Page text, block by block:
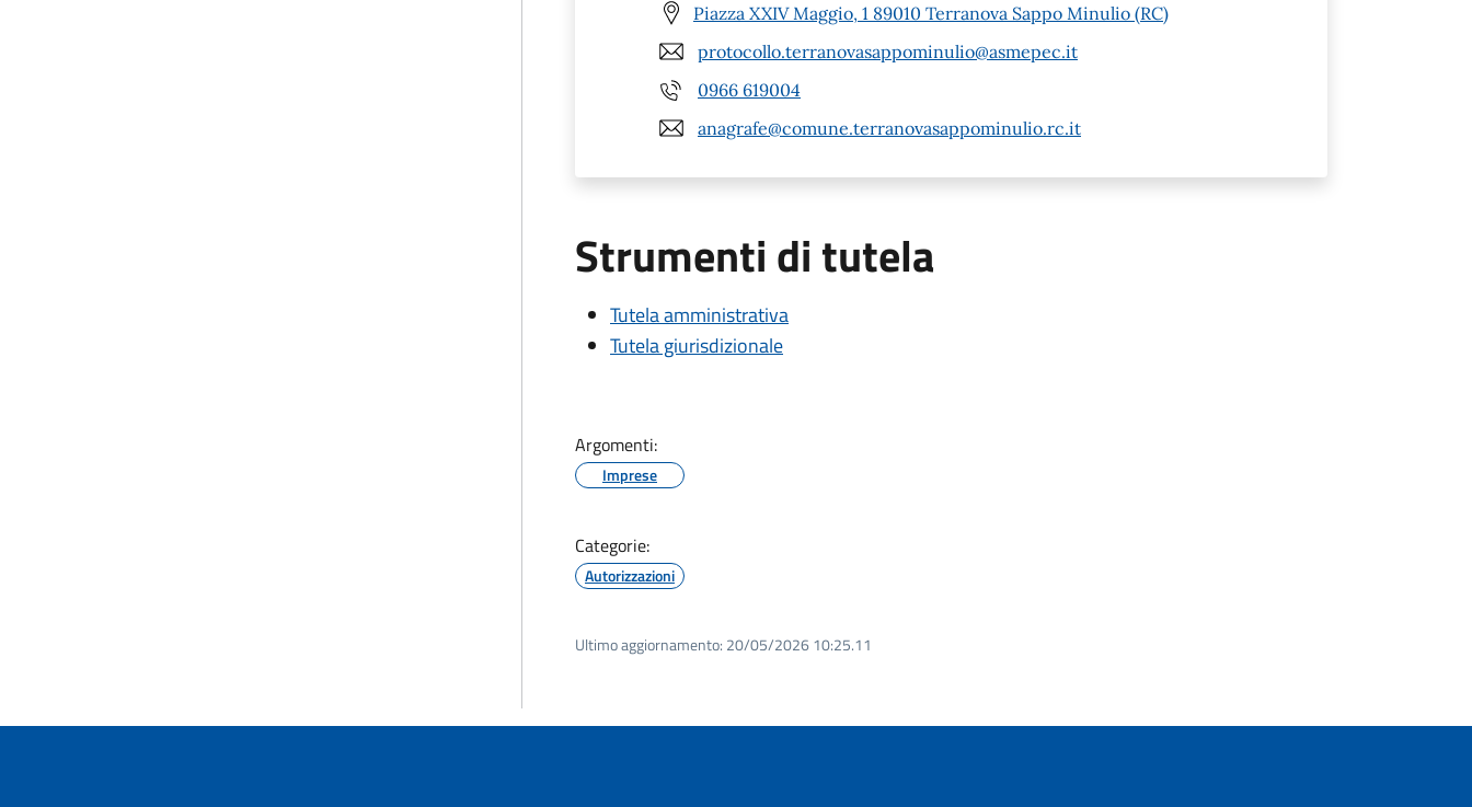
Piazza XXIV Maggio, 1 89010 Terranova Sappo Minulio (RC)
protocollo.terranovasappominulio@asmepec.it
0966 619004
anagrafe@comune.terranovasappominulio.rc.it
Strumenti di tutela
Tutela amministrativa
Tutela giurisdizionale
Argomenti:
Imprese
Categorie:
Autorizzazioni
Ultimo aggiornamento: 20/05/2026 10:25.11